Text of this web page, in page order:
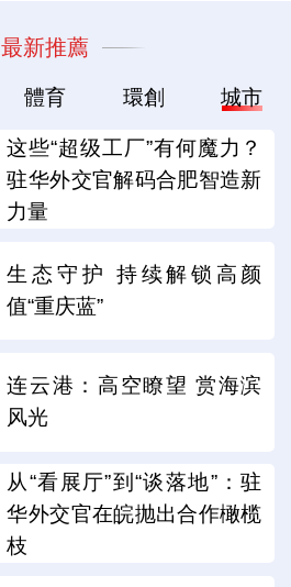
最新推薦
體育 環創 城市
这些“超级工厂”有何魔力？
驻华外交官解码合肥智造新
力量
生态守护 持续解锁高颜
值“重庆蓝”
连云港：高空瞭望 赏海滨
风光
从“看展厅”到“谈落地”：驻
华外交官在皖抛出合作橄榄
枝